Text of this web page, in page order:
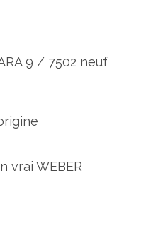
9 / 7502 neuf
vrai WEBER